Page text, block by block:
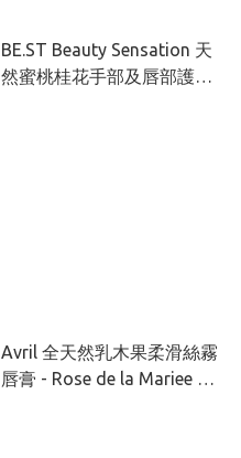
BE.ST Beauty Sensation 天
然蜜桃桂花手部及唇部護理
Avril 全天然乳木果柔滑絲霧
唇膏 - Rose de la Mariee 玫